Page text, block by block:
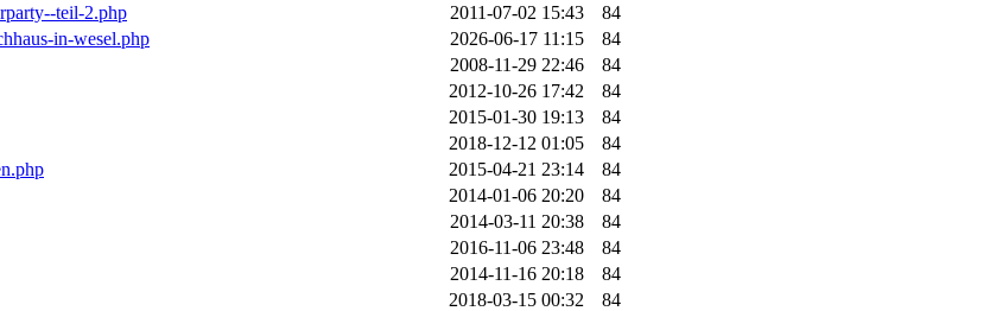
teil-2.php
2011-07-02 15:43
84
in-wesel.php
2026-06-17 11:15
84
2008-11-29 22:46
84
2012-10-26 17:42
84
2015-01-30 19:13
84
2018-12-12 01:05
84
2015-04-21 23:14
84
2014-01-06 20:20
84
2014-03-11 20:38
84
2016-11-06 23:48
84
2014-11-16 20:18
84
2018-03-15 00:32
84